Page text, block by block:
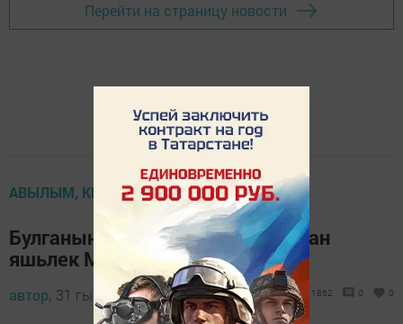
Перейти на страницу новости
АВЫЛЫМ, КЕШЕЛӘРЕҢ СИНЕҢ
Булганына шөкер итеп яши туксан
яшьлек Маһира әби
автор, 31 гыйнвар 2014 - 13:40 1862 0 0